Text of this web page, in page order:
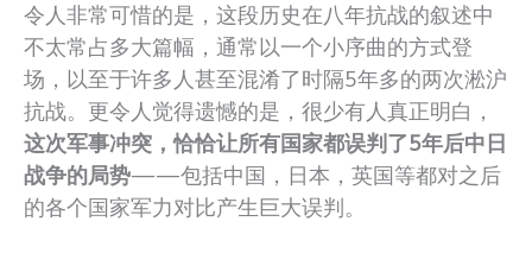
令人非常可惜的是，这段历史在八年抗战的叙述中
不太常占多大篇幅，通常以一个小序曲的方式登
场，以至于许多人甚至混淆了时隔5年多的两次淞沪
抗战。更令人觉得遗憾的是，很少有人真正明白，
这次军事冲突，恰恰让所有国家都误判了5年后中日
战争的局势——包括中国，日本，英国等都对之后
的各个国家军力对比产生巨大误判。